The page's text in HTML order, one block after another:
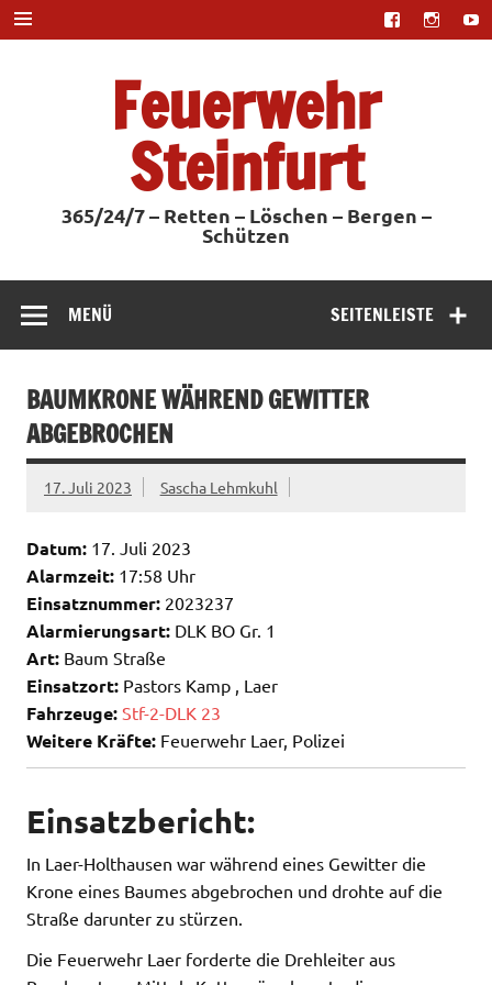
Zum
Inhalt
springen
Feuerwehr
Steinfurt
365/24/7 – Retten – Löschen – Bergen –
Schützen
SEITENLEISTE
MENÜ
BAUMKRONE WÄHREND GEWITTER
ABGEBROCHEN
17. Juli 2023 Sascha Lehmkuhl
Datum: 17. Juli 2023
Alarmzeit: 17:58 Uhr
Einsatznummer: 2023237
Alarmierungsart: DLK BO Gr. 1
Art: Baum Straße
Einsatzort: Pastors Kamp , Laer
Fahrzeuge: Stf-2-DLK 23
Weitere Kräfte: Feuerwehr Laer, Polizei
Einsatzbericht:
In Laer-Holthausen war während eines Gewitter die
Krone eines Baumes abgebrochen und drohte auf die
Straße darunter zu stürzen.
Die Feuerwehr Laer forderte die Drehleiter aus